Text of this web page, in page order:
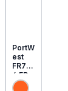
PortW
est
FR73
4 FR
MultiN